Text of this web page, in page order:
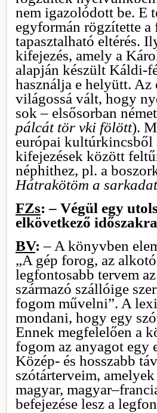
nem igazolódott be. E
egyformán rögzítette a
tapasztalható eltérés.
kifejezés, amely a
alapján készült Káldi-
használja e helyütt. Az
világossá vált, hogy
sok – elsősorban
pálcát tör vki fölött).
európai kultúrkincsből
kifejezések között
néphithez, pl. a
Hátrakötöm a
FZs: – Végül egy
elkövetkező
BV: – A könyvben
„A gép forog, az
legfontosabb tervem
származó szállóige
fogom művelni”. A
mondani, hogy egy
Ennek megfelelően a
fogom az anyagot egy
Közép- és hosszabb
szótárterveim,
magyar,
befejezése lesz a